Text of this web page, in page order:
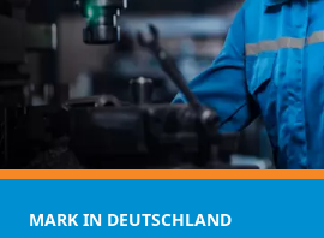
MARK IN DEUTSCHLAND